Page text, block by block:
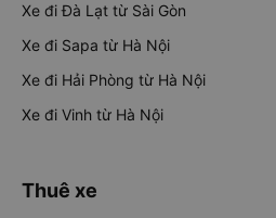
Xe đi Đà Lạt từ Sài Gòn
Xe đi Sapa từ Hà Nội
Xe đi Hải Phòng từ Hà Nội
Xe đi Vinh từ Hà Nội
Thuê xe